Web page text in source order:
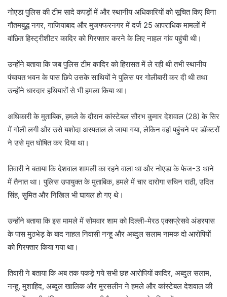
नोएडा पुलिस की टीम सादे कपड़ों में और स्थानीय अधिकारियों को सूचित किए बिना
गौतमबुद्ध नगर, गाजियाबाद और मुजफ्फरनगर में दर्ज 25 आपराधिक मामलों में
वांछित हिस्ट्रीशीटर कादिर को गिरफ्तार करने के लिए नाहल गांव पहुंची थी।
उन्होंने बताया कि जब पुलिस टीम कादिर को हिरासत में ले रही थी तभी स्थानीय
पंचायत भवन के पास छिपे उसके साथियों ने पुलिस पर गोलीबारी कर दी थी तथा
उन्होंने धारदार हथियारों से भी हमला किया था।
अधिकारी के मुताबिक, हमले के दौरान कांस्टेबल सौरभ कुमार देशवाल (28) के सिर
में गोली लगी और उसे यशोदा अस्पताल ले जाया गया, लेकिन वहां पहुंचने पर डॉक्टरों
ने उसे मृत घोषित कर दिया था।
तिवारी ने बताया कि देशवाल शामली का रहने वाला था और नोएडा के फेज-3 थाने
में तैनात था। पुलिस उपायुक्त के मुताबिक, हमले में चार दारोगा सचिन राठी, उदित
सिंह, सुमित और निखिल भी घायल हो गए थे।
उन्होंने बताया कि इस मामले में सोमवार शाम को दिल्ली-मेरठ एक्सप्रेसवे अंडरपास
के पास मुठभेड़ के बाद नाहल निवासी नन्हू और अब्दुल सलाम नामक दो आरोपियों
को गिरफ्तार किया गया था।
तिवारी ने बताया कि अब तक पकड़े गये सभी छह आरोपियों कादिर, अब्दुल सलाम,
नन्हू, मुशाहिद, अब्दुल खालिक और मुरसलीन ने हमले और कांस्टेबल देशवाल की